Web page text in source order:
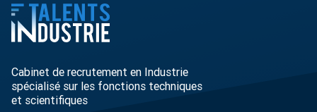
Cabinet de recrutement en Industrie
spécialisé sur les fonctions techniques
et scientifiques